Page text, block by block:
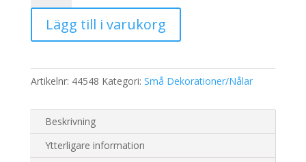
mängd
Lägg till i varukorg
Artikelnr: 44548 Kategori: Små Dekorationer/Nålar
Beskrivning
Ytterligare information